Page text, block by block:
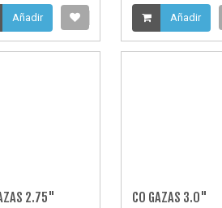
Añadir Añadir
2.75" CO GAZAS 3.0"